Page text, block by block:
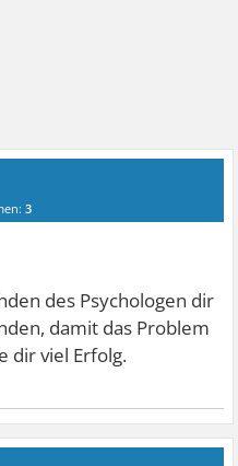
3
des Psychologen dir
damit das Problem
dir viel Erfolg.